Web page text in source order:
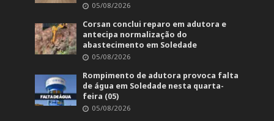
05/08/2026
Corsan conclui reparo em adutora e
antecipa normalização do
abastecimento em Soledade
05/08/2026
Rompimento de adutora provoca falta
de água em Soledade nesta quarta-
feira (05)
05/08/2026